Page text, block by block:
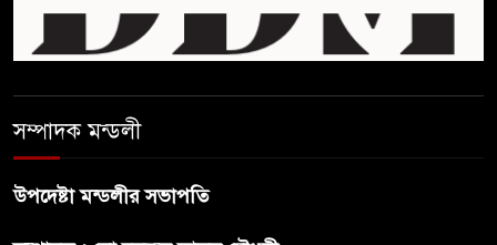
ফ্যাসিবাদ মুক্ত দিবস ৫ আগস্ট
সম্পাদক মন্ডলী
উপদেষ্টা মন্ডলীর সভাপতি